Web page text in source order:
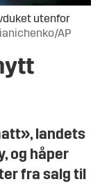
utenfor
AP
landets
og håper
fra salg til